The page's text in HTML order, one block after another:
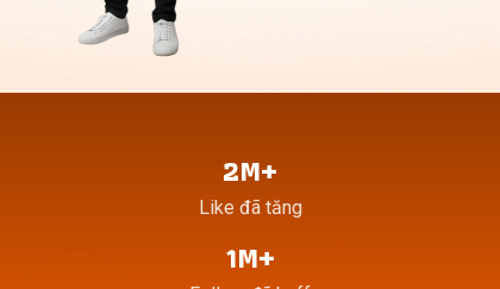
2M+
Like đã tăng
1M+